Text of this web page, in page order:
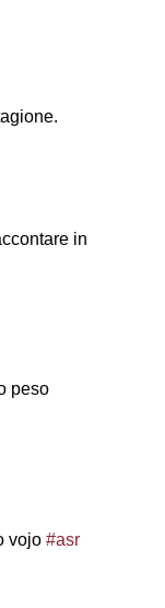
in
peso
vojo #asr